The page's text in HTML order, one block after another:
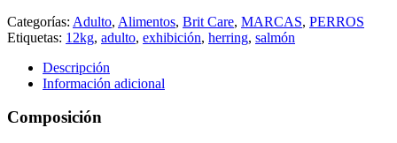
Categorías: Adulto, Alimentos, Brit Care, MARCAS, PERROS
Etiquetas: 12kg, adulto, exhibición, herring, salmón
Descripción
Información adicional
Composición